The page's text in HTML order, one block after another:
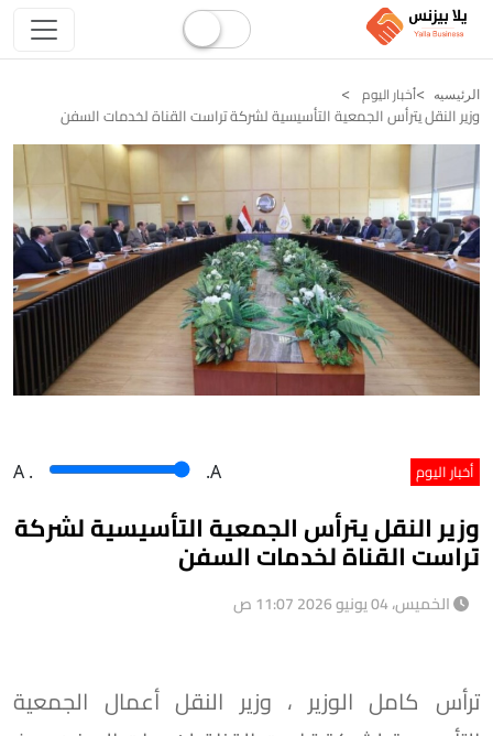
الرئيسيه أخبار اليوم
وزير النقل يترأس الجمعية التأسيسية لشركة تراست القناة لخدمات السفن
أخبار اليوم A . .A
وزير النقل يترأس الجمعية التأسيسية لشركة
تراست القناة لخدمات السفن
الخميس، 04 يونيو 2026 11:07 ص
ترأس كامل الوزير ، وزير النقل أعمال الجمعية